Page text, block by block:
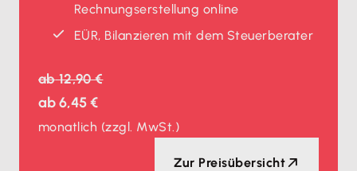
Rechnungserstellung online
EÜR, Bilanzieren mit dem Steuerberater
ab12,90 €
ab6,45 €
monatlich (zzgl. MwSt.)
Zur Preisübersicht